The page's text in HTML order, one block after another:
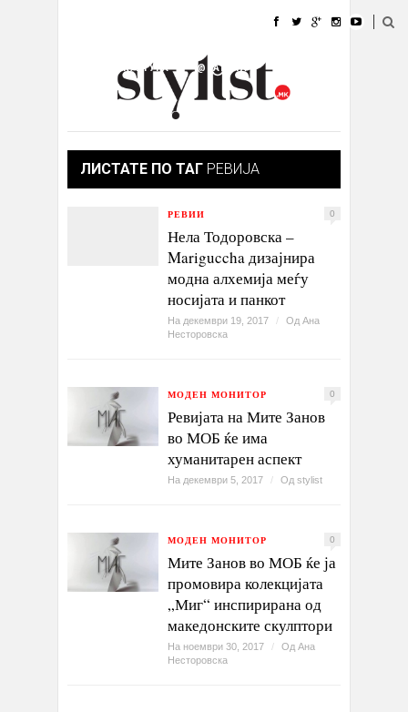
УБАВИНА
КУЛТУРА @РАБОТА
ИЗЛОГ
ЛИСТАТЕ ПО ТАГ РЕВИЈА
РЕВИИ 0
Нела Тодоровска –
Mariguccha дизајнира
модна алхемија меѓу
носијата и панкот
На декември 19, 2017 / Од Ана
Несторовска
МОДЕН МОНИТОР 0
Ревијата на Мите Занов
во МОБ ќе има
хуманитарен аспект
На декември 5, 2017 / Од stylist
МОДЕН МОНИТОР 0
Мите Занов во МОБ ќе ја
промовира колекцијата
„Миг“ инспирирана од
македонските скулптори
На ноември 30, 2017 / Од Ана
Несторовска